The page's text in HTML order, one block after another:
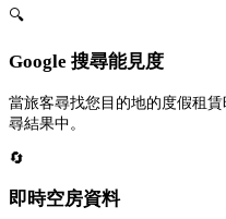
🔍
Google 搜尋能見度
當旅客尋找您目的地的度假租
尋結果中。
🔄
即時空房資料